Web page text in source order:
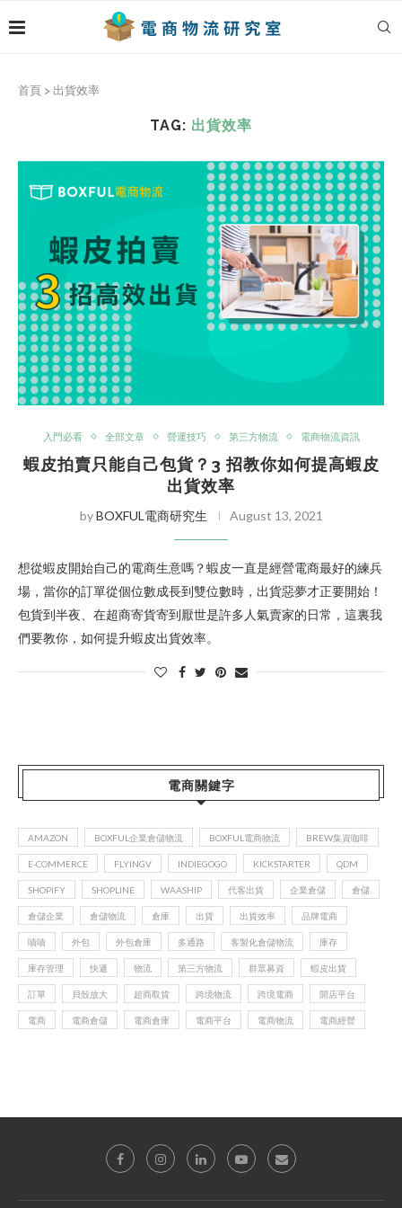
首頁 > 出貨效率
TAG: 出貨效率
入門必看 全部文章 營運技巧 第三方物流 電商物流資訊
蝦皮拍賣只能自己包貨？3 招教你如何提高蝦皮
出貨效率
byBOXFUL電商研究生 August 13, 2021
想從蝦皮開始自己的電商生意嗎？蝦皮一直是經營電商最好的練兵
場，當你的訂單從個位數成長到雙位數時，出貨惡夢才正要開始！
包貨到半夜、在超商寄貨寄到厭世是許多人氣賣家的日常，這裏我
們要教你，如何提升蝦皮出貨效率。
電商關鍵字
AMAZON BOXFUL企業倉儲物流 BOXFUL電商物流 BREW集資咖啡
E-COMMERCE FLYINGV INDIEGOGO KICKSTARTER QDM
SHOPIFY SHOPLINE WAASHIP 代客出貨 企業倉儲 倉儲
倉儲企業 倉儲物流 倉庫 出貨 出貨效率 品牌電商
嘖嘖 外包 外包倉庫 多通路 客製化倉儲物流 庫存
庫存管理 快遞 物流 第三方物流 群眾募資 蝦皮出貨
訂單 貝殼放大 超商取貨 跨境物流 跨境電商 開店平台
電商 電商倉儲 電商倉庫 電商平台 電商物流 電商經營